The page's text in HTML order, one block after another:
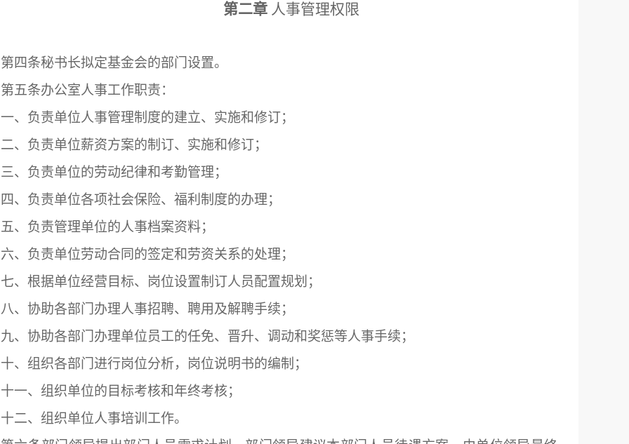
第二章 人事管理权限
第四条秘书长拟定基金会的部门设置。
第五条办公室人事工作职责：
一、负责单位人事管理制度的建立、实施和修订；
二、负责单位薪资方案的制订、实施和修订；
三、负责单位的劳动纪律和考勤管理；
四、负责单位各项社会保险、福利制度的办理；
五、负责管理单位的人事档案资料；
六、负责单位劳动合同的签定和劳资关系的处理；
七、根据单位经营目标、岗位设置制订人员配置规划；
八、协助各部门办理人事招聘、聘用及解聘手续；
九、协助各部门办理单位员工的任免、晋升、调动和奖惩等人事手续；
十、组织各部门进行岗位分析，岗位说明书的编制；
十一、组织单位的目标考核和年终考核；
十二、组织单位人事培训工作。